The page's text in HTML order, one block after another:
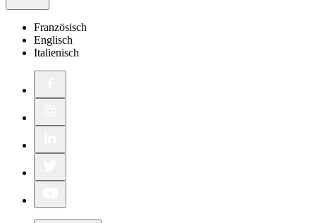
Französisch
Englisch
Italienisch